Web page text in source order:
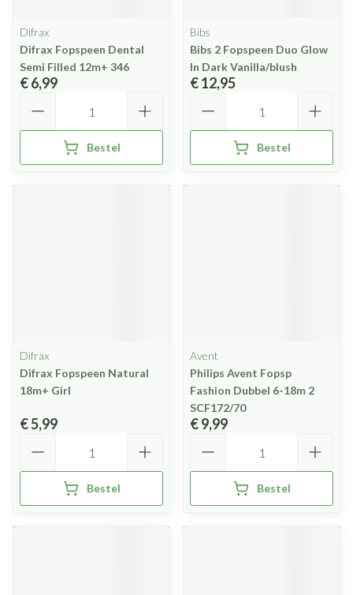
Difrax
Difrax Fopspeen Dental
Semi Filled 12m+ 346
€ 6,99
Bestel
Bibs
Bibs 2 Fopspeen Duo Glow
In Dark Vanilla/blush
€ 12,95
Bestel
Difrax
Difrax Fopspeen Natural
18m+ Girl
€ 5,99
Bestel
Avent
Philips Avent Fopsp
Fashion Dubbel 6-18m 2
SCF172/70
€ 9,99
Bestel